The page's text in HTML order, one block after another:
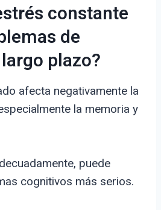
constante
de
plazo?
afecta negativamente la
la memoria y
puede
cognitivos más serios.